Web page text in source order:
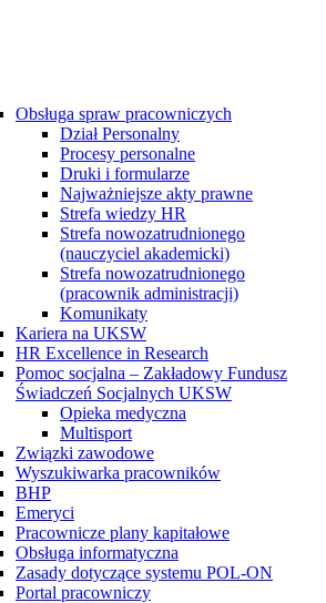
Obsługa spraw pracowniczych
Dział Personalny
Procesy personalne
Druki i formularze
Najważniejsze akty prawne
Strefa wiedzy HR
Strefa nowozatrudnionego
(nauczyciel akademicki)
Strefa nowozatrudnionego
(pracownik administracji)
Komunikaty
Kariera na UKSW
HR Excellence in Research
Pomoc socjalna – Zakładowy Fundusz
Świadczeń Socjalnych UKSW
Opieka medyczna
Multisport
Związki zawodowe
Wyszukiwarka pracowników
BHP
Emeryci
Pracownicze plany kapitałowe
Obsługa informatyczna
Zasady dotyczące systemu POL-ON
Portal pracowniczy